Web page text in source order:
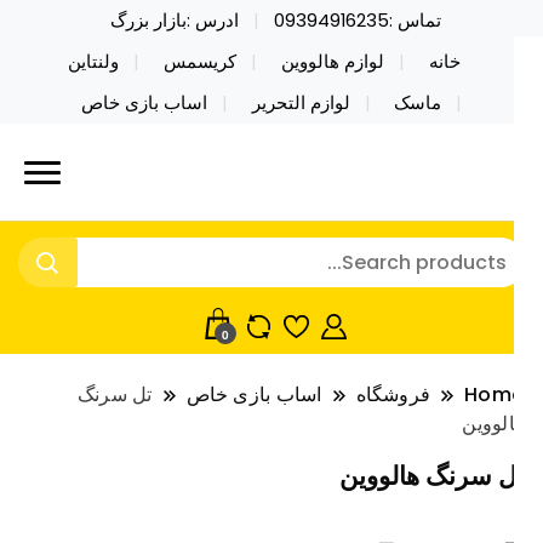
تماس :09394916235
ادرس :بازار بزرگ
خانه
لوازم هالووین کریسمس
ولنتاین
ماسک
لوازم التحریر اساب بازی خاص
تاین کادویی کریسمس اکسسوری
محصولات خاص فیجت اسباب بازی تراول ماگ نایکر
فروش عمده لوازم هالووین ولن تاین کادویی
اکسسوری ماسک در واردات مستقیم
0
فروشگاه اساب بازی خاص
تل سرنگ
سرنگ هالووین